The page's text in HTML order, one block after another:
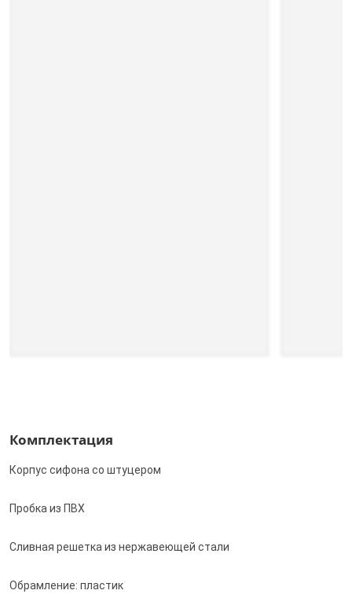
Комплектация
Корпус сифона со штуцером
Пробка из ПВХ
Сливная решетка из нержавеющей стали
Обрамление: пластик